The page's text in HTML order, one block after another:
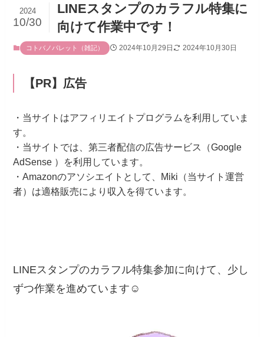
LINEスタンプのカラフル特集に
向けて作業中です！
2024
10/30
コトバノパレット（雑記） 2024年10月29日 2024年10月30日
【PR】広告
・当サイトはアフィリエイトプログラムを利用していま
す。
・当サイトでは、第三者配信の広告サービス（Google
AdSense ）を利用しています。
・Amazonのアソシエイトとして、Miki（当サイト運営
者）は適格販売により収入を得ています。
LINEスタンプのカラフル特集参加に向けて、少し
ずつ作業を進めています☺️